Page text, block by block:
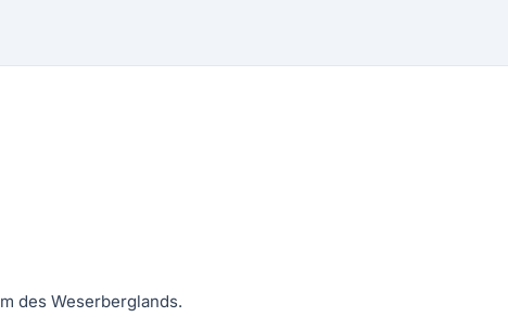
des Weserberglands.